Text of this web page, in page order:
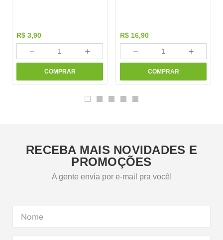
R$ 3,90
＋
－
COMPRAR
R$ 16,90
＋
－
COMPRAR
RECEBA MAIS NOVIDADES E
PROMOÇÕES
A gente envia por e-mail pra você!